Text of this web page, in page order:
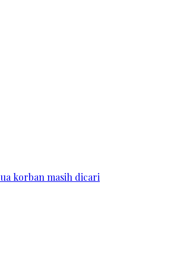
korban masih dicari